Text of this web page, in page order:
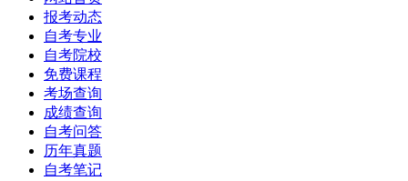
报考动态
自考专业
自考院校
免费课程
考场查询
成绩查询
自考问答
历年真题
自考笔记